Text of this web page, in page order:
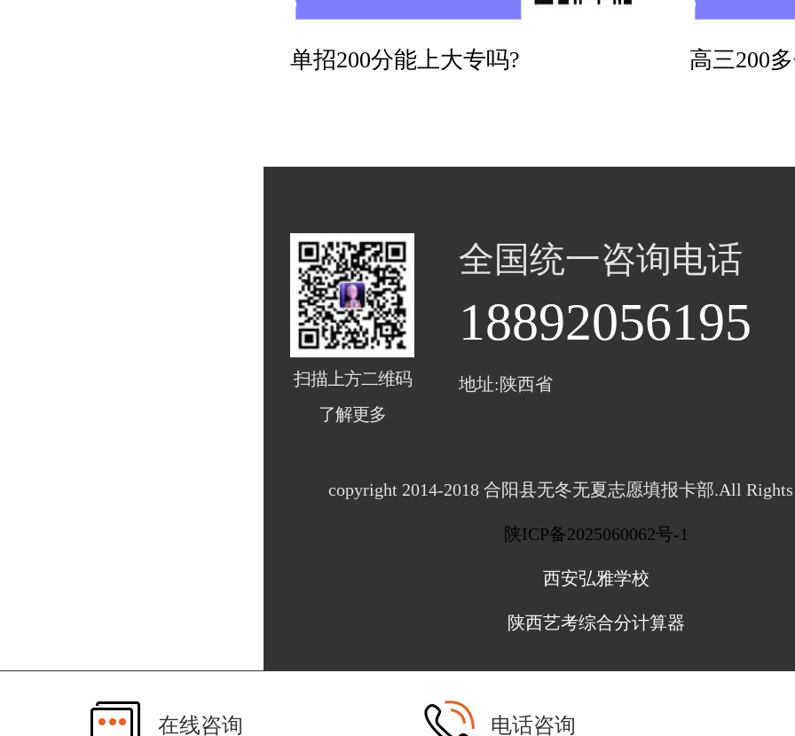
单招200分能上大专吗? 高三200
扫描上方二维码
了解更多
全国统一咨询电话
18892056195
地址:陕西省
copyright 2014-2018 合阳县无冬无夏志愿填报卡部.All Rights
陕ICP备2025060062号-1
西安弘雅学校
陕西艺考综合分计算器
在线咨询 电话咨询